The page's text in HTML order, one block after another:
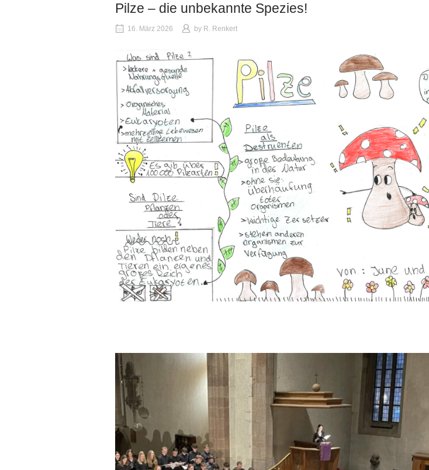
Pilze – die unbekannte Spezies!
16. März 2026 by R. Renkert